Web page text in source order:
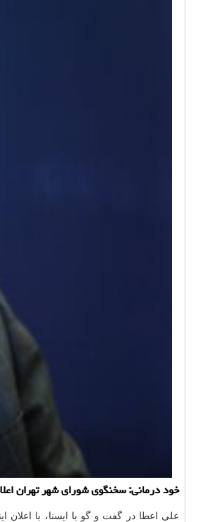
خود درمانی: سخنگوی شورای شهر تهران
علی اعطا در گفت و گو با ایسنا، با